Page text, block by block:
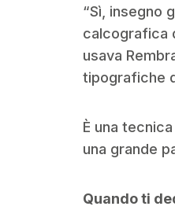
“Sì, insegno
calcografica
usava
tipografiche
È una
una grande
Quando ti